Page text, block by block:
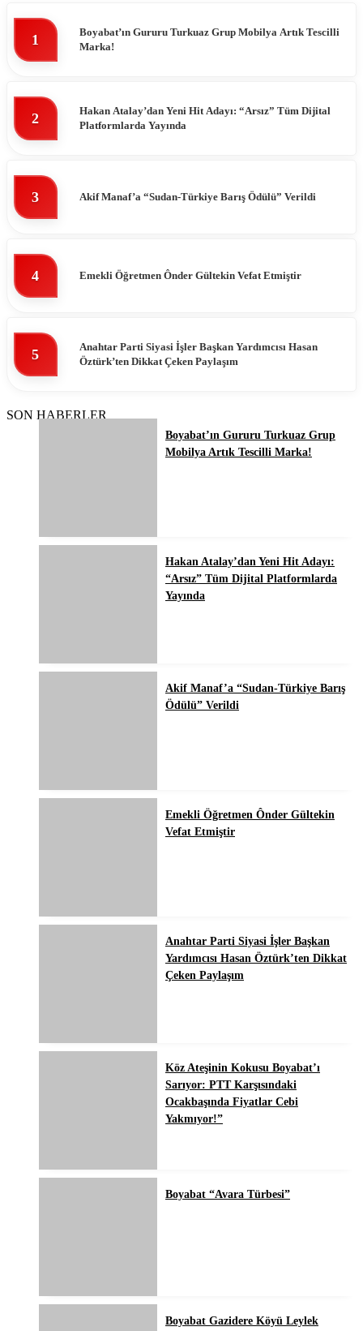
1
Boyabat’ın Gururu Turkuaz Grup Mobilya Artık Tescilli
Marka!
2
Hakan Atalay’dan Yeni Hit Adayı: “Arsız” Tüm Dijital
Platformlarda Yayında
3 Akif Manaf’a “Sudan-Türkiye Barış Ödülü” Verildi
4 Emekli Öğretmen Ônder Gültekin Vefat Etmiştir
5
Anahtar Parti Siyasi İşler Başkan Yardımcısı Hasan
Öztürk’ten Dikkat Çeken Paylaşım
SON HABERLER
Boyabat’ın Gururu Turkuaz Grup
Mobilya Artık Tescilli Marka!
Hakan Atalay’dan Yeni Hit Adayı:
“Arsız” Tüm Dijital Platformlarda
Yayında
Akif Manaf’a “Sudan-Türkiye Barış
Ödülü” Verildi
Emekli Öğretmen Ônder Gültekin
Vefat Etmiştir
Anahtar Parti Siyasi İşler Başkan
Yardımcısı Hasan Öztürk’ten Dikkat
Çeken Paylaşım
Köz Ateşinin Kokusu Boyabat’ı
Sarıyor: PTT Karşısındaki
Ocakbaşında Fiyatlar Cebi
Yakmıyor!”
Boyabat “Avara Türbesi”
Boyabat Gazidere Köyü Leylek